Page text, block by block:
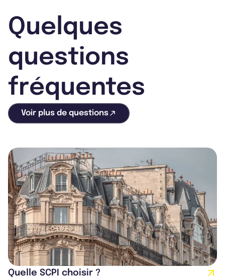
Quelques
questions
fréquentes
Voir plus de questions
Quelle SCPI choisir ?